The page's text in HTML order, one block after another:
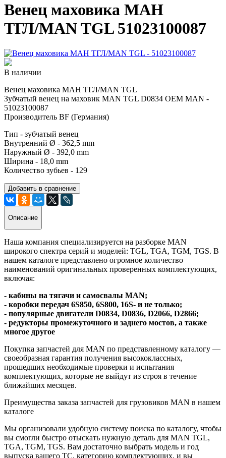
Венец маховика МАН
ТГЛ/MAN TGL 51023100087
В наличии
Венец маховика МАН ТГЛ/MAN TGL
Зубчатый венец на маховик MAN TGL D0834 OEM MAN -
51023100087
Производитель BF (Германия)
Тип - зубчатый венец
Внутренний Ø - 362,5 mm
Наружный Ø - 392,0 mm
Ширина - 18,0 mm
Количество зубьев - 129
Добавить в сравнение
Описание
Наша компания специализируется на разборке MAN
широкого спектра серий и моделей: TGL, TGA, TGM, TGS. В
нашем каталоге представлено огромное количество
наименований оригинальных проверенных комплектующих,
включая:
- кабины на тягачи и самосвалы MAN;
- коробки передач 6S850, 6S800, 16S- и не только;
- популярные двигатели D0834, D0836, D2066, D2866;
- редукторы промежуточного и заднего мостов, а также
многое другое
Покупка запчастей для MAN по представленному каталогу —
своеобразная гарантия получения высококлассных,
прошедших необходимые проверки и испытания
комплектующих, которые не выйдут из строя в течение
ближайших месяцев.
Преимущества заказа запчастей для грузовиков MAN в нашем
каталоге
Мы организовали удобную систему поиска по каталогу, чтобы
вы смогли быстро отыскать нужную деталь для MAN TGL,
TGA, TGM, TGS. Вам достаточно выбрать модель и год
выпуска вашего ТС, категорию комплектующих, и вы